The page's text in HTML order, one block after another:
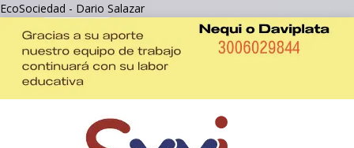
EcoSociedad - Dario Salazar